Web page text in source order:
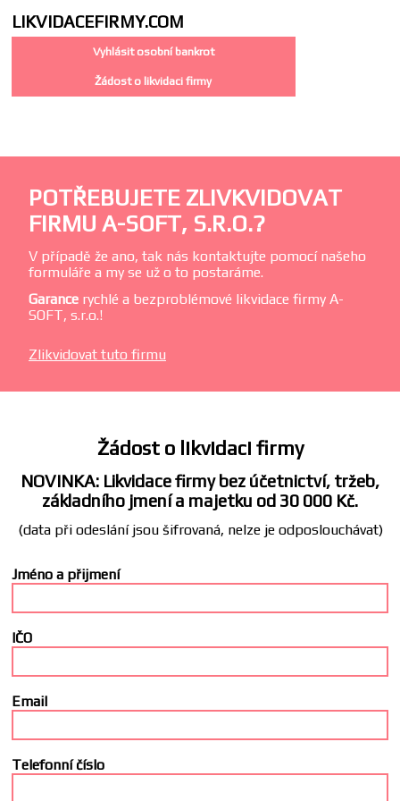
LIKVIDACEFIRMY.COM
Vyhlásit osobní bankrot
Žádost o likvidaci firmy
POTŘEBUJETE ZLIVKVIDOVAT
FIRMU A-SOFT, S.R.O.?
V případě že ano, tak nás kontaktujte pomocí našeho
formuláře a my se už o to postaráme.
Garance rychlé a bezproblémové likvidace firmy A-
SOFT, s.r.o.!
Zlikvidovat tuto firmu
Žádost o likvidaci firmy
NOVINKA: Likvidace firmy bez účetnictví, tržeb,
základního jmení a majetku od 30 000 Kč.
(data při odeslání jsou šifrovaná, nelze je odposlouchávat)
Jméno a přijmení
IČO
Email
Telefonní číslo